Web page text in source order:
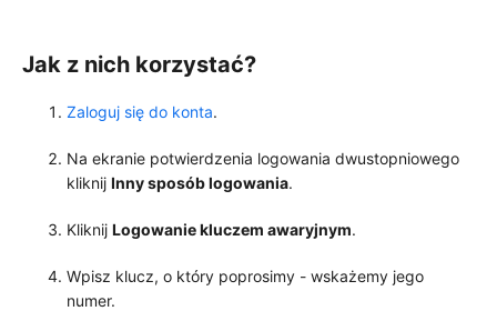
Jak z nich korzystać?
Zaloguj się do konta.
Na ekranie potwierdzenia logowania dwustopniowego
kliknij Inny sposób logowania.
Kliknij Logowanie kluczem awaryjnym.
Wpisz klucz, o który poprosimy - wskażemy jego
numer.